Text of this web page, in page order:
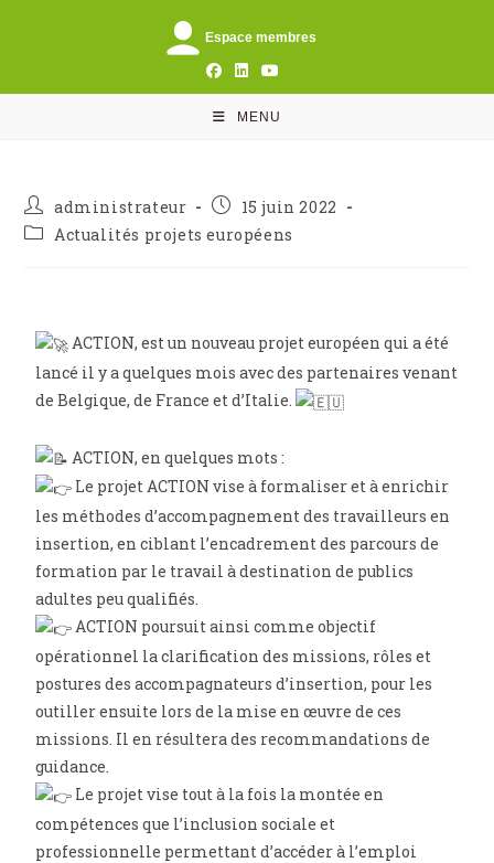
Espace membres
MENU
administrateur
15 juin 2022
Actualités projets européens
ACTION, est un nouveau projet européen qui a été
lancé il y a quelques mois avec des partenaires venant
de Belgique, de France et d’Italie.
ACTION, en quelques mots :
Le projet ACTION vise à formaliser et à enrichir
les méthodes d’accompagnement des travailleurs en
insertion, en ciblant l’encadrement des parcours de
formation par le travail à destination de publics
adultes peu qualifiés.
ACTION poursuit ainsi comme objectif
opérationnel la clarification des missions, rôles et
postures des accompagnateurs d’insertion, pour les
outiller ensuite lors de la mise en œuvre de ces
missions. Il en résultera des recommandations de
guidance.
Le projet vise tout à la fois la montée en
compétences que l’inclusion sociale et
professionnelle permettant d’accéder à l’emploi